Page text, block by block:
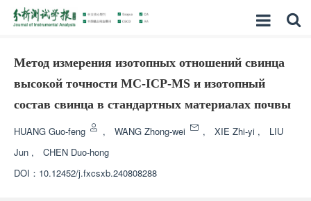
Метод измерения изотопных отношений свинца
высокой точности MC-ICP-MS и изотопный
состав свинца в стандартных материалах почвы
HUANG Guo-feng , WANG Zhong-wei , XIE Zhi-yi ,
LIU
Jun ,
CHEN Duo-hong
DOI： 10.12452/j.fxcsxb.240808288